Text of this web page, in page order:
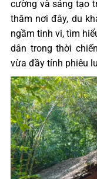
cường và sáng tạo
thăm nơi đây, du
ngầm tinh vi, tìm
dân trong thời
vừa đầy tính phiêu